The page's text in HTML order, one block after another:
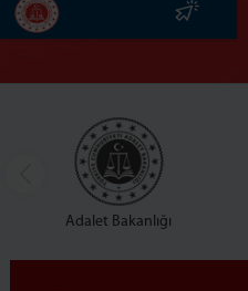
Adalet Bakanlığı